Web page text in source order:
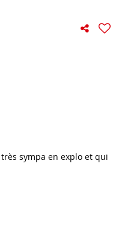
sympa en explo et qui